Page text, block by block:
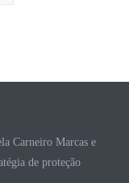
Carneiro Marcas e
de proteção